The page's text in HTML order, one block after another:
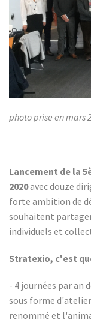
photo prise en mars
Lancement de la
2020avec douze
forte ambition de
souhaitent
individuels et
Stratexio, c'est
- 4 journées par an
sous forme
renommé et